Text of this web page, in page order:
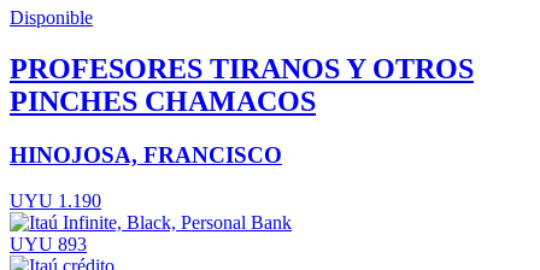
Disponible
PROFESORES TIRANOS Y OTROS
PINCHES CHAMACOS
HINOJOSA, FRANCISCO
UYU 1.190
UYU 893